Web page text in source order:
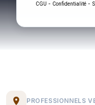
CGU - Confidentialité -
PROFESSIONNELS